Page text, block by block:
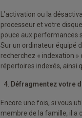
L’activation ou la
processeur et votre
pouce aux performances
Sur un ordinateur équipé
recherchez « indexation
répertoires indexés, ainsi
Défragmentez votre
Encore une fois, si vous
membre de la famille, il a